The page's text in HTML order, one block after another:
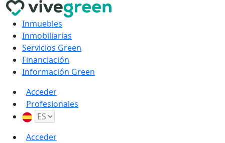
Inmuebles
Inmobiliarias
Servicios Green
Financiación
Información Green
Acceder
Profesionales
Acceder